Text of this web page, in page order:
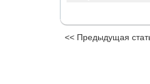
<< Предыдущая